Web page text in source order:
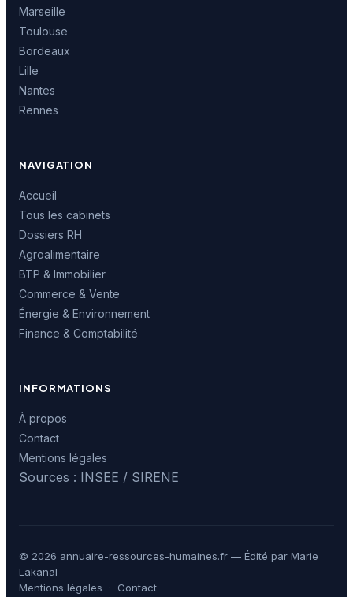
Marseille
Toulouse
Bordeaux
Lille
Nantes
Rennes
NAVIGATION
Accueil
Tous les cabinets
Dossiers RH
Agroalimentaire
BTP & Immobilier
Commerce & Vente
Énergie & Environnement
Finance & Comptabilité
INFORMATIONS
À propos
Contact
Mentions légales
Sources : INSEE / SIRENE
© 2026 annuaire-ressources-humaines.fr — Édité par Marie
Lakanal
Mentions légales · Contact